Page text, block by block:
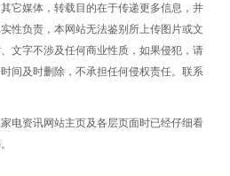
它媒体，转载目的在于传递更多信息，并
性负责，本网站无法鉴别所上传图片或文
文字不涉及任何商业性质，如果侵犯，请
间及时删除，不承担任何侵权责任。联系
电资讯网站主页及各层页面时已经仔细看